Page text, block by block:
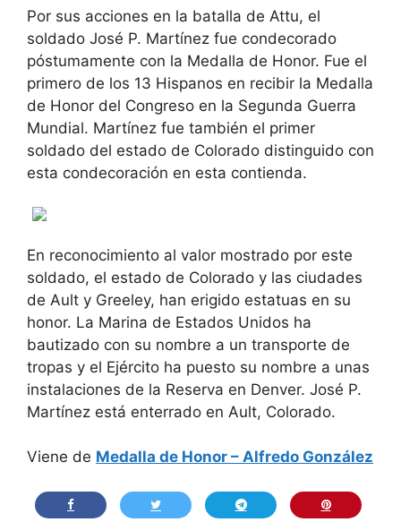
Por sus acciones en la batalla de Attu, el
soldado José P. Martínez fue condecorado
póstumamente con la Medalla de Honor. Fue el
primero de los 13 Hispanos en recibir la Medalla
de Honor del Congreso en la Segunda Guerra
Mundial. Martínez fue también el primer
soldado del estado de Colorado distinguido con
esta condecoración en esta contienda.
En reconocimiento al valor mostrado por este
soldado, el estado de Colorado y las ciudades
de Ault y Greeley, han erigido estatuas en su
honor. La Marina de Estados Unidos ha
bautizado con su nombre a un transporte de
tropas y el Ejército ha puesto su nombre a unas
instalaciones de la Reserva en Denver. José P.
Martínez está enterrado en Ault, Colorado.
Viene de Medalla de Honor – Alfredo González